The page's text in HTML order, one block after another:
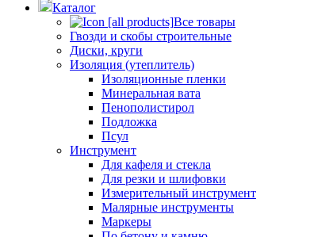
Каталог
Все товары
Гвозди и скобы строительные
Диски, круги
Изоляция (утеплитель)
Изоляционные пленки
Минеральная вата
Пенополистирол
Подложка
Псул
Инструмент
Для кафеля и стекла
Для резки и шлифовки
Измерительный инструмент
Малярные инструменты
Маркеры